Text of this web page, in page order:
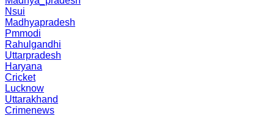
Nsui
Madhyapradesh
Pmmodi
Rahulgandhi
Uttarpradesh
Haryana
Cricket
Lucknow
Uttarakhand
Crimenews